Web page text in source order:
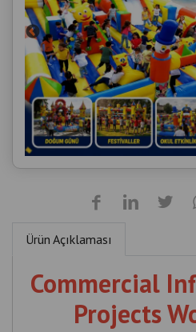
Ürün Açıklaması
Commercial
Projects